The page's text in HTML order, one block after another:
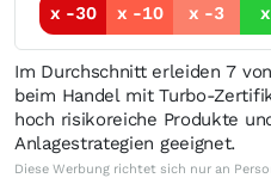
x -30
x -10 x -3
Im Durchschnitt erleiden 7
beim Handel mit Turbo-
hoch risikoreiche Produkte
Anlagestrategien geeignet.
Diese Werbung richtet sich nur an